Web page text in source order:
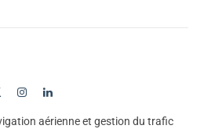
InstagramLinkedIn
aérienne et gestion du trafic